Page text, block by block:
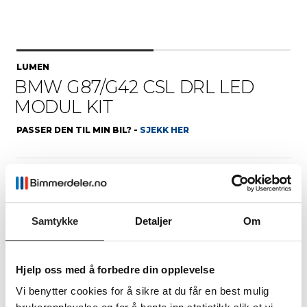
Samtykke Detaljer Om
Hjelp oss med å forbedre din opplevelse
Vi benytter cookies for å sikre at du får en best mulig
LUMEN
BMW G87/G42 CSL DRL LED
MODUL KIT
PASSER DEN TIL MIN BIL? - SJEKK HER
Fri frakt over 1990 kr 30 dagers åpent kjøp
HØYDEPUNKTER
Konverter lyktene til
Dekket av vår 2-års